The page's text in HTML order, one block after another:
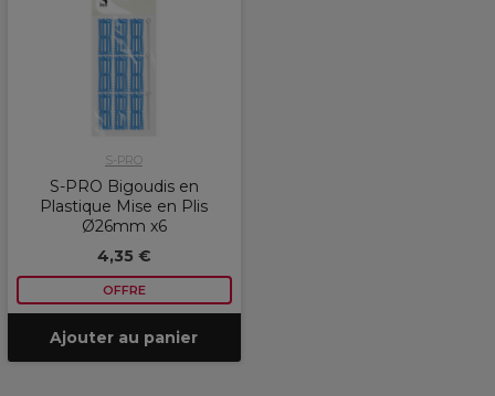
S-PRO
S-PRO Bigoudis en
Plastique Mise en Plis
Ø26mm x6
4,35 €
OFFRE
Ajouter au panier